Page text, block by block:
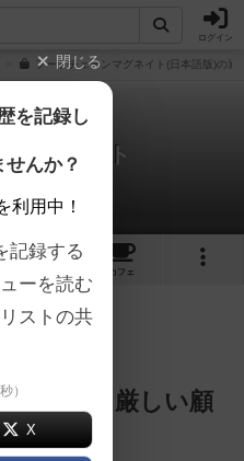
ログイン
フードチェーンマグネイト(日本語版)の通
マグネイト
レビュー
22
カフェ
2年前
経営し、厳しい顧
閉じる
を記録し
んか？
利用中！
記録する
ーを読む
ストの共
）
X